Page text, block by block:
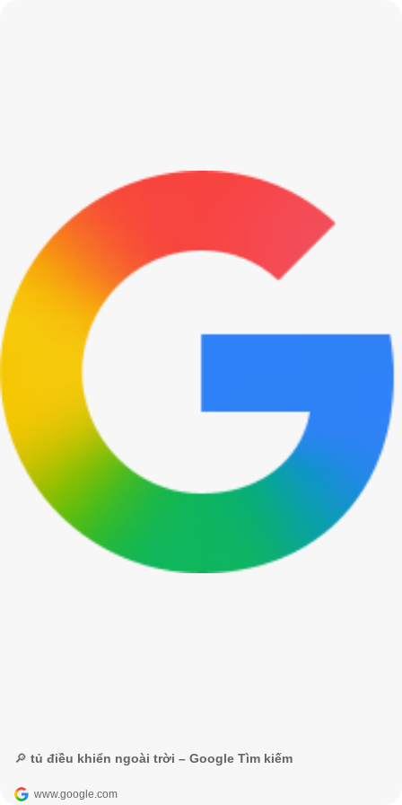
🔎 tủ điều khiển ngoài trời – Google Tìm kiếm
www.google.com